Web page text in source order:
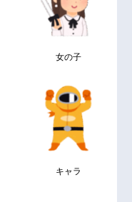
女の子
キャラ